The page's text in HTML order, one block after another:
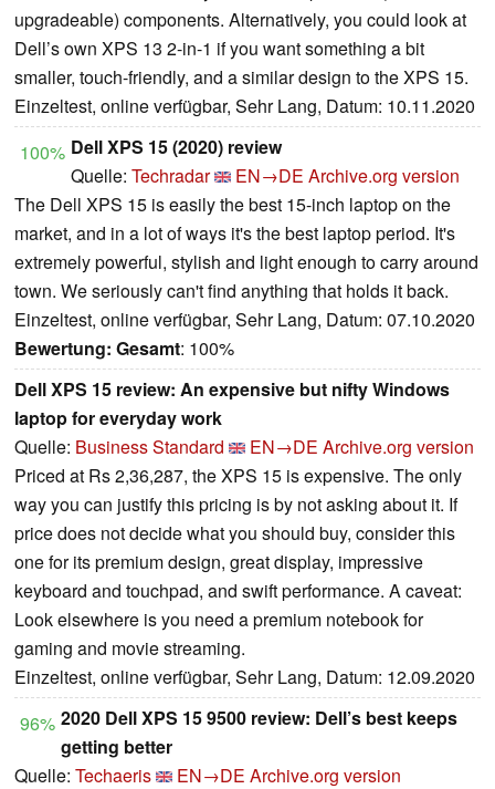
upgradeable) components. Alternatively, you could look at
Dell’s own XPS 13 2-in-1 if you want something a bit
smaller, touch-friendly, and a similar design to the XPS 15.
Einzeltest, online verfügbar, Sehr Lang, Datum: 10.11.2020
100% Dell XPS 15 (2020) review
Quelle: Techradar EN→DE Archive.org version
The Dell XPS 15 is easily the best 15-inch laptop on the
market, and in a lot of ways it's the best laptop period. It's
extremely powerful, stylish and light enough to carry around
town. We seriously can't find anything that holds it back.
Einzeltest, online verfügbar, Sehr Lang, Datum: 07.10.2020
Bewertung: Gesamt: 100%
Dell XPS 15 review: An expensive but nifty Windows
laptop for everyday work
Quelle: Business Standard EN→DE Archive.org version
Priced at Rs 2,36,287, the XPS 15 is expensive. The only
way you can justify this pricing is by not asking about it. If
price does not decide what you should buy, consider this
one for its premium design, great display, impressive
keyboard and touchpad, and swift performance. A caveat:
Look elsewhere is you need a premium notebook for
gaming and movie streaming.
Einzeltest, online verfügbar, Sehr Lang, Datum: 12.09.2020
96% 2020 Dell XPS 15 9500 review: Dell’s best keeps
getting better
Quelle: Techaeris EN→DE Archive.org version